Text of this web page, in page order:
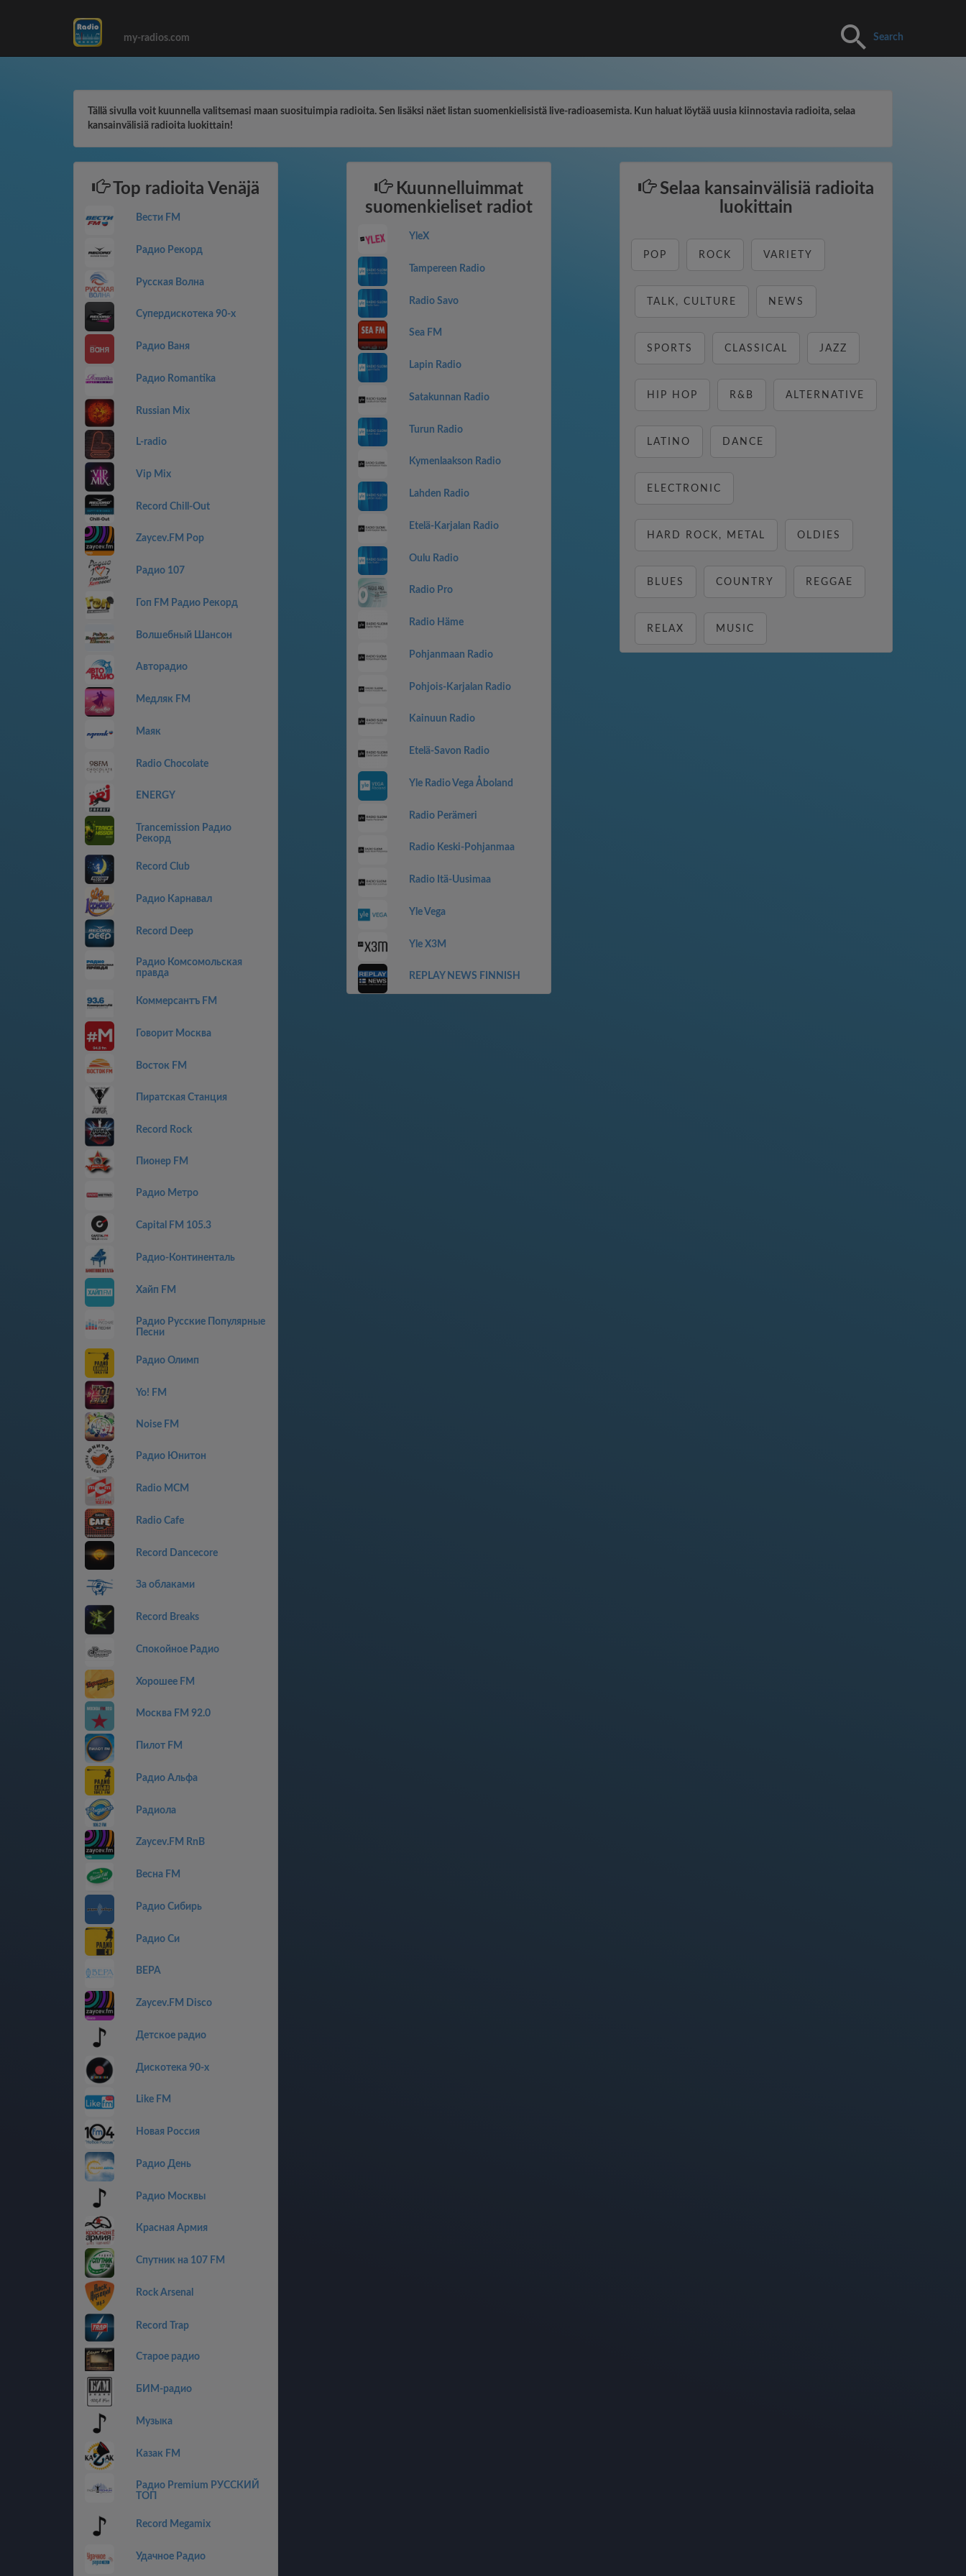
my-radios.com Search
Tällä sivulla voit kuunnella valitsemasi maan suosituimpia radioita. Sen lisäksi näet listan suomenkielisistä live-radioasemista. Kun haluat löytää uusia kiinnostavia radioita, selaa
kansainvälisiä radioita luokittain!
Top radioita Venäjä
Вести FM
Радио Рекорд
Русская Волна
Супердискотека 90-х
Радио Ваня
Радио Romantika
Russian Mix
L-radio
Vip Mix
Record Chill-Out
Zaycev.FM Pop
Радио 107
Гоп FM Радио Рекорд
Волшебный Шансон
Авторадио
Медляк FM
Маяк
Radio Chocolate
ENERGY
Trancemission Радио
Рекорд
Record Club
Радио Карнавал
Record Deep
Радио Комсомольская
правда
Коммерсантъ FM
Говорит Москва
Восток FM
Пиратская Станция
Record Rock
Пионер FM
Радио Метро
Capital FM 105.3
Радио-Континенталь
Хайп FM
Радио Русские Популярные
Песни
Радио Олимп
Yo! FM
Noise FM
Радио Юнитон
Radio MCM
Radio Cafe
Record Dancecore
За облаками
Record Breaks
Спокойное Радио
Хорошее FM
Москва FM 92.0
Пилот FM
Радио Альфа
Радиола
Zaycev.FM RnB
Весна FM
Радио Сибирь
Радио Си
ВЕРА
Zaycev.FM Disco
Детское радио
Дискотекa 90-x
Like FM
Новая Россия
Радио День
Радио Москвы
Красная Армия
Спутник на 107 FM
Rock Arsenal
Record Trap
Старое радио
БИМ-радио
Музыка
Казак FM
Радио Premium РУССКИЙ
ТОП
Record Megamix
Удачное Радио
Kuunnelluimmat
suomenkieliset radiot
YleX
Tampereen Radio
Radio Savo
Sea FM
Lapin Radio
Satakunnan Radio
Turun Radio
Kymenlaakson Radio
Lahden Radio
Etelä-Karjalan Radio
Oulu Radio
Radio Pro
Radio Häme
Pohjanmaan Radio
Pohjois-Karjalan Radio
Kainuun Radio
Etelä-Savon Radio
Yle Radio Vega Åboland
Radio Perämeri
Radio Keski-Pohjanmaa
Radio Itä-Uusimaa
Yle Vega
Yle X3M
REPLAY NEWS FINNISH
Selaa kansainvälisiä radioita
luokittain
POP ROCK VARIETY
TALK, CULTURE NEWS
SPORTS CLASSICAL JAZZ
HIP HOP R&B ALTERNATIVE
LATINO DANCE
ELECTRONIC
HARD ROCK, METAL OLDIES
BLUES COUNTRY REGGAE
RELAX MUSIC